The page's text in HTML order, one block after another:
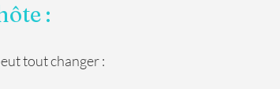
:
tout changer :